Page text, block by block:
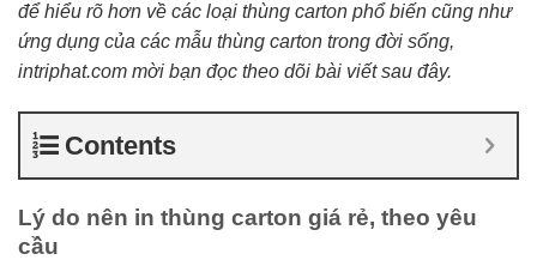
để hiểu rõ hơn về các loại thùng carton phổ biến cũng như
ứng dụng của các mẫu thùng carton trong đời sống,
intriphat.com mời bạn đọc theo dõi bài viết sau đây.
Contents
Lý do nên in thùng carton giá rẻ, theo yêu
cầu